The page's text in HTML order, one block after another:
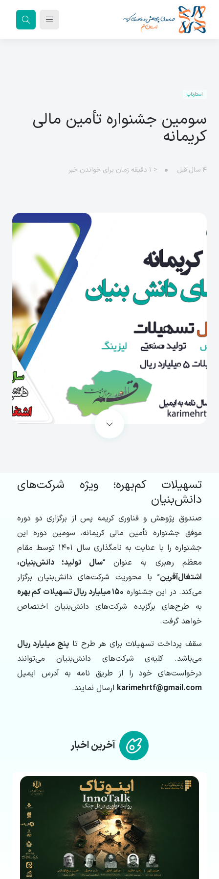
استارتاپ
سومین جشنواره تأمین مالی
کریمانه
۴ سال قبل < ۱ دقیقه زمان برای خواندن خبر
تسهیلات کم‌بهره؛ ویژه شرکت‌های
دانش‌بنیان
صندوق پژوهش و فناوری کریمه پس از برگزاری دو دوره
موفق جشنواره تأمین مالی کریمانه، سومین دوره این
جشنواره را با عنایت به نامگذاری سال ۱۴۰۱ توسط مقام
معظم رهبری به عنوان “سال تولید؛ دانش‌بنیان،
اشتغال‌آفرین” با محوریت شرکت‌های دانش‌بنیان برگزار
می‌کند. در این جشنواره ۱۵۰ میلیارد ریال تسهیلات کم بهره
به طرح‌های برگزیده شرکت‌های دانش‌بنیان اختصاص
خواهد گرفت.
سقف پرداخت تسهیلات برای هر طرح تاپنج میلیارد ریال
می‌باشد. کلیه‌ی شرکت‌های دانش‌بنیان می‌توانند
درخواست‌های خود را از طریق نامه به آدرس ایمیل
karimehrtf@gmail.com ارسال نمایند.
آخرین اخبار